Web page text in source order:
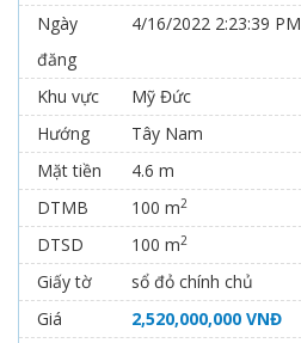
Ngày
đăng
4/16/2022 2:23:39 PM
Khu vực
Mỹ Đức
Hướng
Tây Nam
Mặt tiền
4.6 m
DTMB
100 m2
DTSD 100 m2
Giấy tờ
sổ đỏ chính chủ
Giá
2,520,000,000 VNĐ